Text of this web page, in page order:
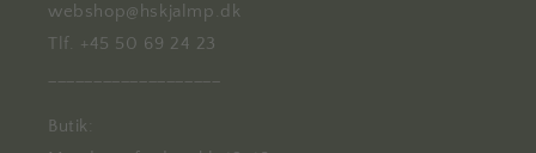
webshop@hskjalmp.dk
Tlf. +45 50 69 24 23
Butik: